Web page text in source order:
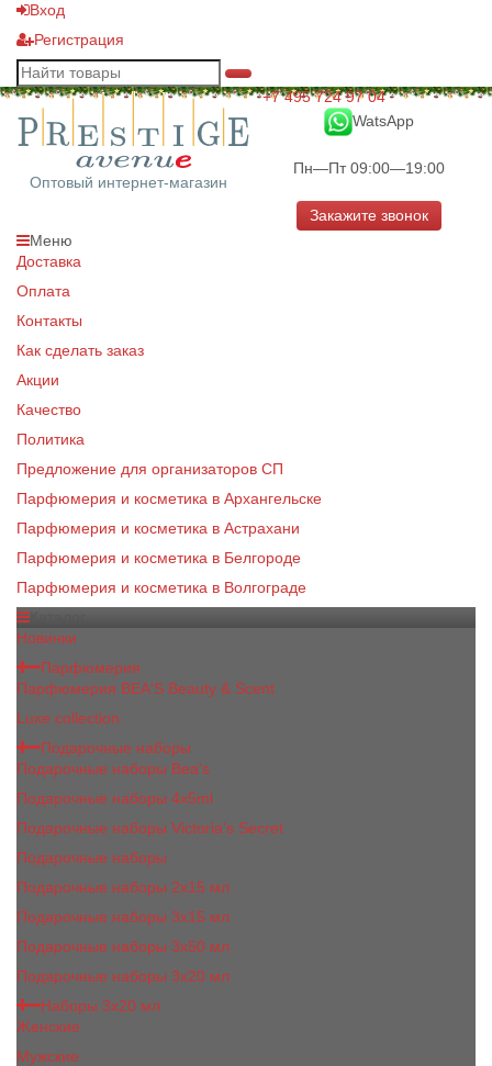
Вход
Регистрация
Оптовый интернет-магазин
+7 495 724 97 04
WatsApp
Пн—Пт 09:00—19:00
Закажите звонок
Меню
Доставка
Оплата
Контакты
Как сделать заказ
Акции
Качество
Политика
Предложение для организаторов СП
Парфюмерия и косметика в Архангельске
Парфюмерия и косметика в Астрахани
Парфюмерия и косметика в Белгороде
Парфюмерия и косметика в Волгограде
Новинки
Парфюмерия
Парфюмерия BEA'S Beauty & Scent
Luxe collection
Подарочные наборы
Подарочные наборы Bea's
Подарочные наборы 4х5ml
Подарочные наборы Victoria's Secret
Подарочные наборы
Подарочные наборы 2x15 мл
Подарочные наборы 3х15 мл
Подарочные наборы 3x50 мл
Подарочные наборы 3x20 мл
Наборы 3х20 мл
Женские
Мужские